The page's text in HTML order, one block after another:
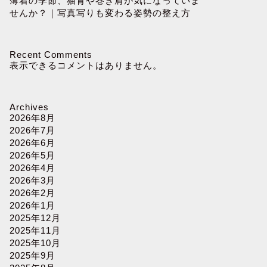
せんか？｜写真写りも変わる姿勢の整え方
Recent Comments
表示できるコメントはありません。
Archives
2026年8月
2026年7月
2026年6月
2026年5月
2026年4月
2026年3月
2026年2月
2026年1月
2025年12月
2025年11月
2025年10月
2025年9月